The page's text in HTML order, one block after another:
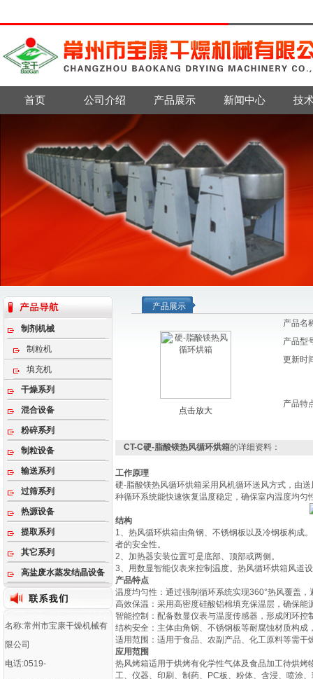
首页 公司介绍 产品展示 新闻中心 技
制剂机械
制粒机
填充机
干燥系列
混合设备
粉碎系列
制粒设备
输送系列
过筛系列
热源设备
提取系列
其它系列
高盐废水蒸发结晶设备
名称:常州市宝康干燥机械有
限公司
电话:0519-
产品展示
点击放大
产品名
产品型
更新时
产品特
CT-C硬-脂酸镁热风循环烘箱的详细资料：
工作原理
硬-脂酸镁热风循环烘箱采用风机循环送风方式，由
种循环系统能快速恢复温度稳定，确保室内温度均
结构
1、热风循环烘箱由角钢、不锈钢板以及冷钢板构成
者的安全性。
2、加热器安装位置可是底部、顶部或两侧。
3、用数显智能仪表来控制温度。热风循环烘箱风道
产品特点
温度均匀性‌：通过强制循环系统实现360°热风覆盖
高效保温‌：采用高密度硅酸铝棉填充保温层，确保能
智能控制‌：配备数显仪表与温度传感器，形成闭环控
结构安全‌：主体由角钢、不锈钢板等耐腐蚀材质构成
适用范围‌：适用于食品、农副产品、化工原料等需
应用范围
热风烤箱适用于烘烤有化学性气体及食品加工待烘
工、仪器、印刷、制药、PC板、粉体、含浸、喷涂